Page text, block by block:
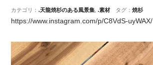
カテゴリ：.天龍焼杉のある風景集 ,.素材 タグ：焼杉
https://www.instagram.com/p/C8VdS-uyWAX/